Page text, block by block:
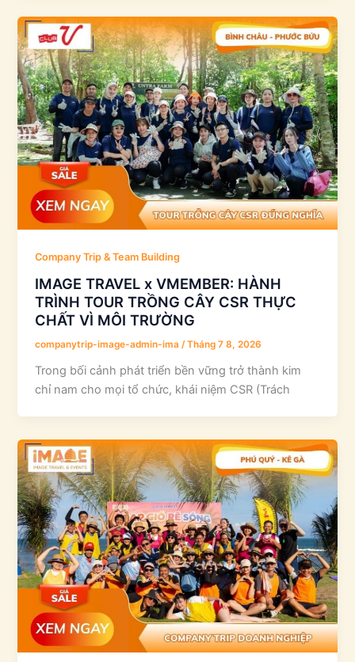
Company Trip & Team Building
IMAGE TRAVEL x VMEMBER: HÀNH
TRÌNH TOUR TRỒNG CÂY CSR THỰC
CHẤT VÌ MÔI TRƯỜNG
companytrip-image-admin-ima/Tháng 7 8, 2026
Trong bối cảnh phát triển bền vững trở thành kim
chỉ nam cho mọi tổ chức, khái niệm CSR (Trách